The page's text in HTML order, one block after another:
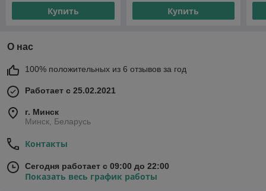
Купить Купить
О нас
100% положительных из 6 отзывов за год
Работает с 25.02.2021
г. Минск
Минск, Беларусь
Контакты
Сегодня работает с 09:00 до 22:00
Показать весь график работы